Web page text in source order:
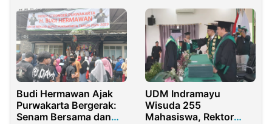
Budi Hermawan Ajak
Purwakarta Bergerak:
Senam Bersama dan
UDM Indramayu
Wisuda 255
Mahasiswa, Rektor